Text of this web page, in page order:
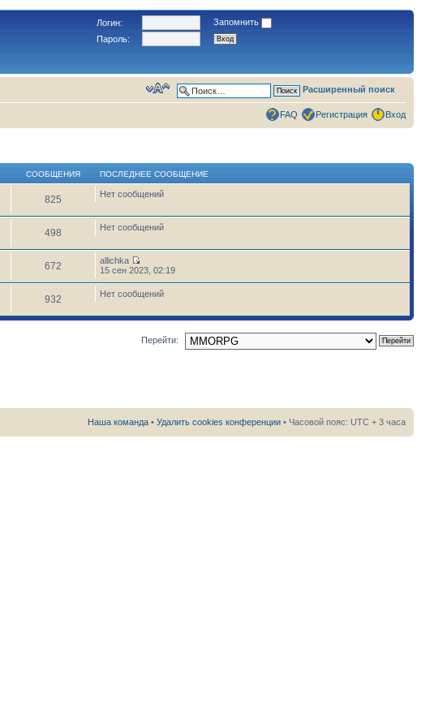
Логин:
Запомнить
Пароль:
Расширенный поиск
FAQ Регистрация Вход
СООБЩЕНИЯ ПОСЛЕДНЕЕ СООБЩЕНИЕ
825 Нет сообщений
498 Нет сообщений
672
allichka
15 сен 2023, 02:19
932 Нет сообщений
Перейти:
Наша команда • Удалить cookies конференции • Часовой пояс: UTC + 3 часа